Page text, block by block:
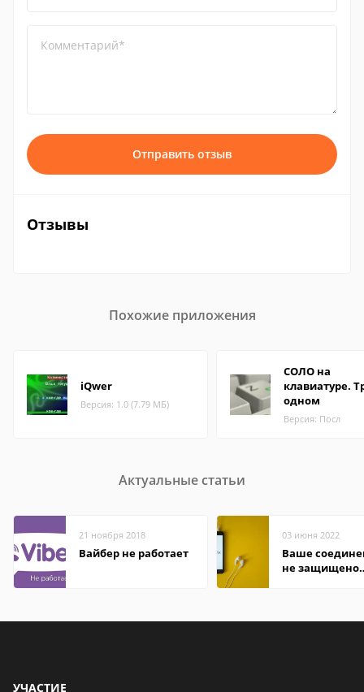
Комментарий*
Отправить отзыв
Отзывы
Похожие приложения
iQwer
Версия: 1.0 (7.79 МБ)
СОЛО на
клавиатуре.
одном
Версия: Посл
Актуальные статьи
21 ноября 2018
Вайбер не работает
03 июня 2022
Ваше
не защищено
УЧАСТИЕ